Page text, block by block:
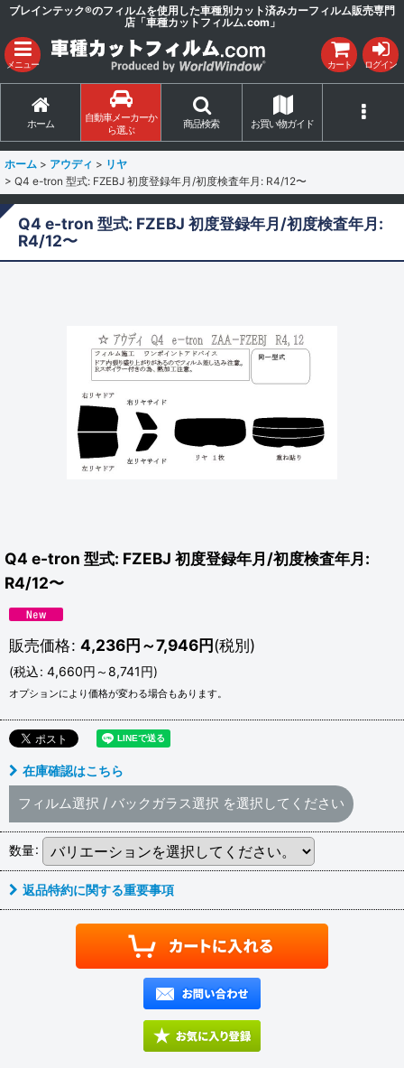
ブレインテック®のフィルムを使用した車種別カット済みカーフィルム販売専門
店「車種カットフィルム.com」
メニュー カート ログイン
ホーム
自動車メーカーか
ら選ぶ
商品検索 お買い物ガイド
ホーム > アウディ > リヤ
> Q4 e-tron 型式: FZEBJ 初度登録年月/初度検査年月: R4/12〜
Q4 e-tron 型式: FZEBJ 初度登録年月/初度検査年月:
R4/12〜
Q4 e-tron 型式: FZEBJ 初度登録年月/初度検査年月:
R4/12〜
販売価格: 4,236円～7,946円(税別)
(税込: 4,660円 ～8,741円)
オプションにより価格が変わる場合もあります。
在庫確認はこちら
フィルム選択 / バックガラス選択 を選択してください
数量:
返品特約に関する重要事項